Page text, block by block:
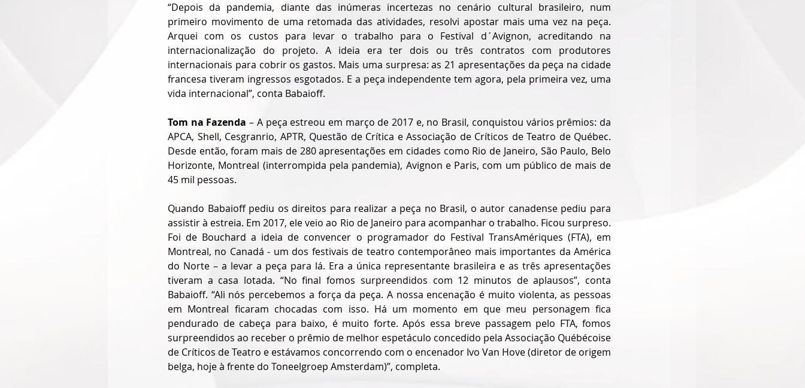
“Depois da pandemia, diante das inúmeras incertezas no cenário cultural brasileiro, num
primeiro movimento de uma retomada das atividades, resolvi apostar mais uma vez na peça.
Arquei com os custos para levar o trabalho para o Festival d´Avignon, acreditando na
internacionalização do projeto. A ideia era ter dois ou três contratos com produtores
internacionais para cobrir os gastos. Mais uma surpresa: as 21 apresentações da peça na cidade
francesa tiveram ingressos esgotados. E a peça independente tem agora, pela primeira vez, uma
vida internacional”, conta Babaioff.
Tom na Fazenda – A peça estreou em março de 2017 e, no Brasil, conquistou vários prêmios: da
APCA, Shell, Cesgranrio, APTR, Questão de Crítica e Associação de Críticos de Teatro de Québec.
Desde então, foram mais de 280 apresentações em cidades como Rio de Janeiro, São Paulo, Belo
Horizonte, Montreal (interrompida pela pandemia), Avignon e Paris, com um público de mais de
45 mil pessoas.
Quando Babaioff pediu os direitos para realizar a peça no Brasil, o autor canadense pediu para
assistir à estreia. Em 2017, ele veio ao Rio de Janeiro para acompanhar o trabalho. Ficou surpreso.
Foi de Bouchard a ideia de convencer o programador do Festival TransAmériques (FTA), em
Montreal, no Canadá - um dos festivais de teatro contemporâneo mais importantes da América
do Norte – a levar a peça para lá. Era a única representante brasileira e as três apresentações
tiveram a casa lotada. “No final fomos surpreendidos com 12 minutos de aplausos”, conta
Babaioff. “Ali nós percebemos a força da peça. A nossa encenação é muito violenta, as pessoas
em Montreal ficaram chocadas com isso. Há um momento em que meu personagem fica
pendurado de cabeça para baixo, é muito forte. Após essa breve passagem pelo FTA, fomos
surpreendidos ao receber o prêmio de melhor espetáculo concedido pela Associação Québécoise
de Críticos de Teatro e estávamos concorrendo com o encenador Ivo Van Hove (diretor de origem
belga, hoje à frente do Toneelgroep Amsterdam)”, completa.